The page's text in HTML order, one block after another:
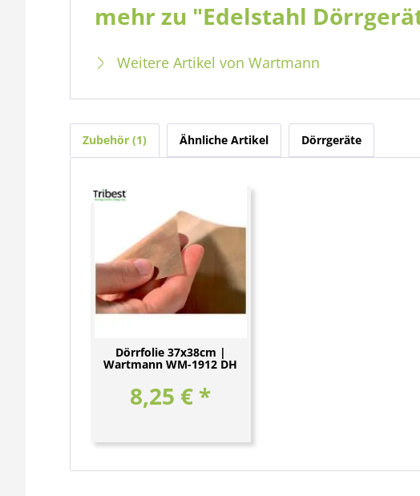
mehr zu "Edelstahl
Weitere Artikel von Wartmann
Zubehör 1 Ähnliche Artikel Dörrgeräte
Dörrfolie 37x38cm |
Wartmann WM-1912 DH
8,25 € *